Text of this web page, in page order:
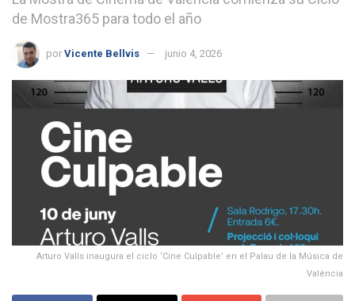
de Mostra365 para todo el año
por Vicente Bellvis junio 4, 2026
Arturo Valls inaugura el ciclo ‘Cine Culpable’ en el Palau de la Música de
Valéncia